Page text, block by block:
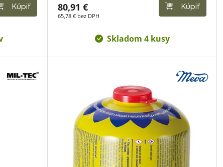
Kúpiť 80,91 €
65,78 € bez DPH
Kúpiť
Skladom 4 kusy